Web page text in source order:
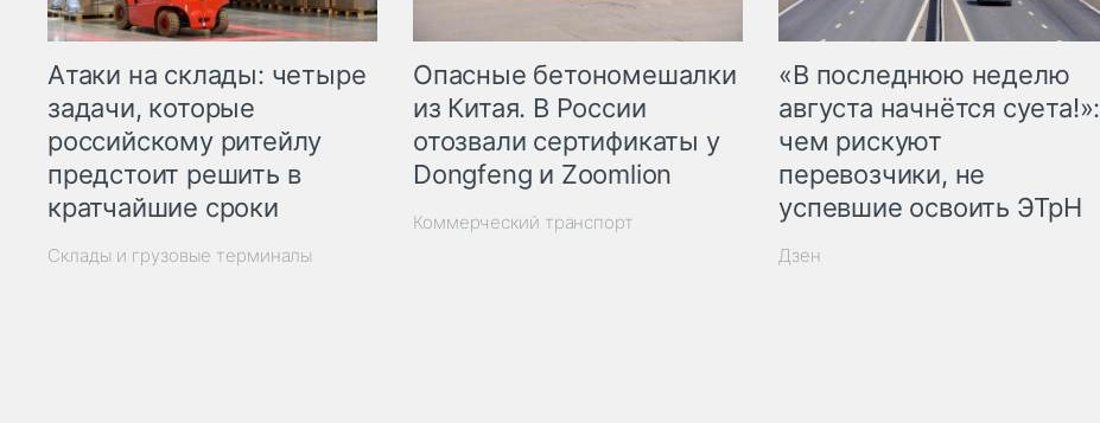
Атаки на склады: четыре
задачи, которые
российскому ритейлу
предстоит решить в
кратчайшие сроки
Склады и грузовые терминалы
Опасные бетономешалки
из Китая. В России
отозвали сертификаты у
Dongfeng и Zoomlion
Коммерческий транспорт
«В последнюю неделю
августа начнётся суета!»:
чем рискуют
перевозчики, не
успевшие освоить ЭТрН
Дзен